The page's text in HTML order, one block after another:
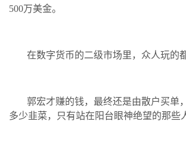
500万美金。
在数字货币的二级市场里，众人玩的
郭宏才赚的钱，最终还是由散户买单
多少韭菜，只有站在阳台眼神绝望的那些